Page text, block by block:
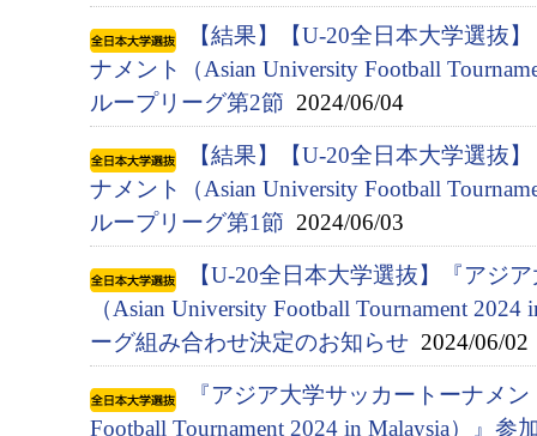
【結果】【U-20全日本大学選抜
ナメント（Asian University Football
ループリーグ第2節 2024/06/04
【結果】【U-20全日本大学選抜
ナメント（Asian University Football
ループリーグ第1節 2024/06/03
【U-20全日本大学選抜】『アジ
（Asian University Football Tournament
ーグ組み合わせ決定のお知らせ 2024/06/02
『アジア⼤学サッカートーナメ
Football Tournament 2024 in Malaysia）』